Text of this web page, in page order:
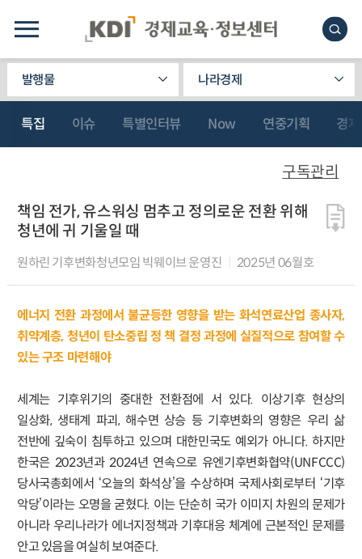
발행물 나라경제
특집 이슈 특별인터뷰 Now 연중기획 경
책임 전가, 유스워싱 멈추고 정의로운 전환 위해
청년에 귀 기울일 때
원하린 기후변화청년모임 빅웨이브 운영진 2025년 06월호
에너지 전환 과정에서 불균등한 영향을 받는 화석연료산업 종사자,
취약계층, 청년이 탄소중립 정 책 결정 과정에 실질적으로 참여할 수
있는 구조 마련해야
세계는 기후위기의 중대한 전환점에 서 있다. 이상기후 현상의
일상화, 생태계 파괴, 해수면 상승 등 기후변화의 영향은 우리 삶
전반에 깊숙이 침투하고 있으며 대한민국도 예외가 아니다. 하지만
한국은 2023년과 2024년 연속으로 유엔기후변화협약(UNFCCC)
당사국총회에서 ‘오늘의 화석상’을 수상하며 국제사회로부터 ‘기후
악당’이라는 오명을 굳혔다. 이는 단순히 국가 이미지 차원의 문제가
아니라 우리나라가 에너지정책과 기후대응 체계에 근본적인 문제를
안고 있음을 여실히 보여준다.
구독관리